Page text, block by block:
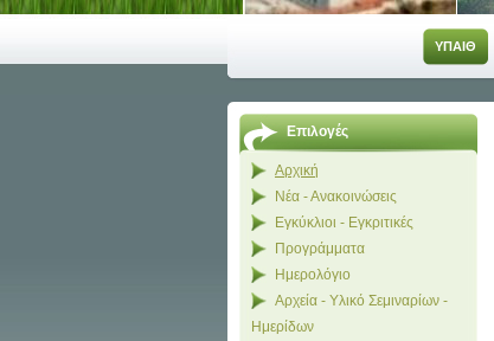
ΥΠΑΙΘ
Επιλογές
Αρχική
Νέα - Ανακοινώσεις
Εγκύκλιοι - Εγκριτικές
Προγράμματα
Ημερολόγιο
Αρχεία - Υλικό Σεμιναρίων -
Ημερίδων